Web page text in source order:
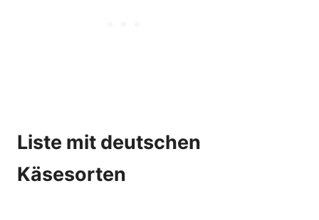
Liste mit deutschen
Käsesorten